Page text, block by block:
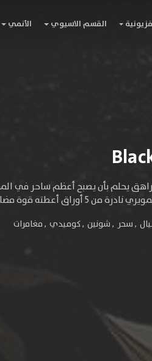
القسم الاسيوي الأنمي
يحلم بأن يصبح أعظم ساحر في
من أن يستخدم السحر رغم أنه لا يملكه؟.
,سحر ,شونين ,كوميدي ,مغامرات